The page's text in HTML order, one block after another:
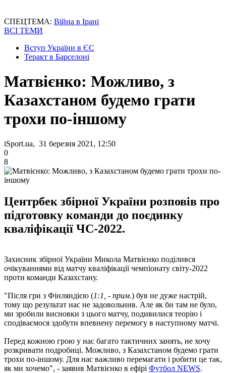
СПЕЦТЕМА: Війна в Ірані
ВСІ ТЕМИ
Вступ України в ЄС
Теракт в Барселоні
Матвієнко: Можливо, з
Казахстаном будемо грати
трохи по-іншому
iSport.ua, 31 березня 2021, 12:50
0
8
Центрбек збірної України розповів про
підготовку команди до поєдинку
кваліфікації ЧС-2022.
Захисник збірної України Микола Матвієнко поділився
очікуваннями від матчу кваліфікації чемпіонату світу-2022
проти команди Казахстану.
"Після гри з Фінляндією (1:1, - прим.) був не дуже настрій,
тому що результат нас не задовольнив. Але як би там не було,
ми зробили висновки з цього матчу, подивилися теорію і
сподіваємося здобути впевнену перемогу в наступному матчі.
Перед кожною грою у нас багато тактичних занять, не хочу
розкривати подробиці. Можливо, з Казахстаном будемо грати
трохи по-іншому. Для нас важливо перемагати і робити це так,
як ми хочемо", - заявив Матвієнко в ефірі Футбол NEWS.